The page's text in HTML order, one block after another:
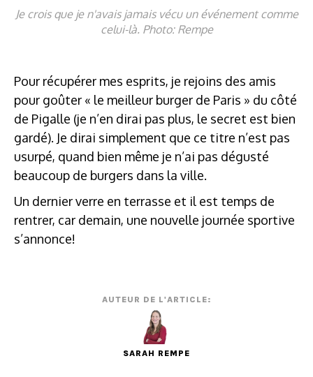
Je crois que je n'avais jamais vécu un événement comme
celui-là. Photo: Rempe
Pour récupérer mes esprits, je rejoins des amis
pour goûter « le meilleur burger de Paris » du côté
de Pigalle (je n’en dirai pas plus, le secret est bien
gardé). Je dirai simplement que ce titre n’est pas
usurpé, quand bien même je n’ai pas dégusté
beaucoup de burgers dans la ville.
Un dernier verre en terrasse et il est temps de
rentrer, car demain, une nouvelle journée sportive
s’annonce!
AUTEUR DE L'ARTICLE:
SARAH REMPE